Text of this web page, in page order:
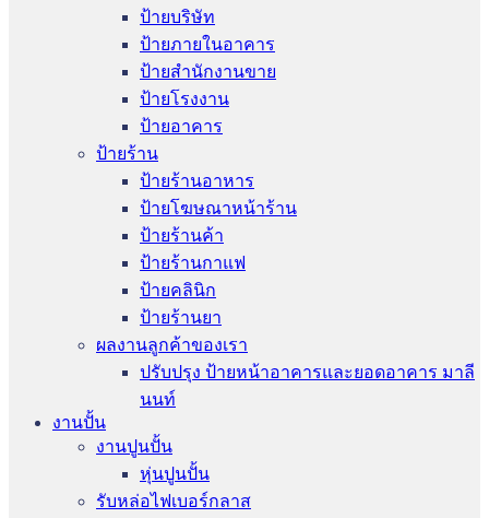
ป้ายบริษัท
ป้ายภายในอาคาร
ป้ายสำนักงานขาย
ป้ายโรงงาน
ป้ายอาคาร
ป้ายร้าน
ป้ายร้านอาหาร
ป้ายโฆษณาหน้าร้าน
ป้ายร้านค้า
ป้ายร้านกาแฟ
ป้ายคลินิก
ป้ายร้านยา
ผลงานลูกค้าของเรา
ปรับปรุง ป้ายหน้าอาคารและยอดอาคาร มาลี
นนท์
งานปั้น
งานปูนปั้น
หุ่นปูนปั้น
รับหล่อไฟเบอร์กลาส